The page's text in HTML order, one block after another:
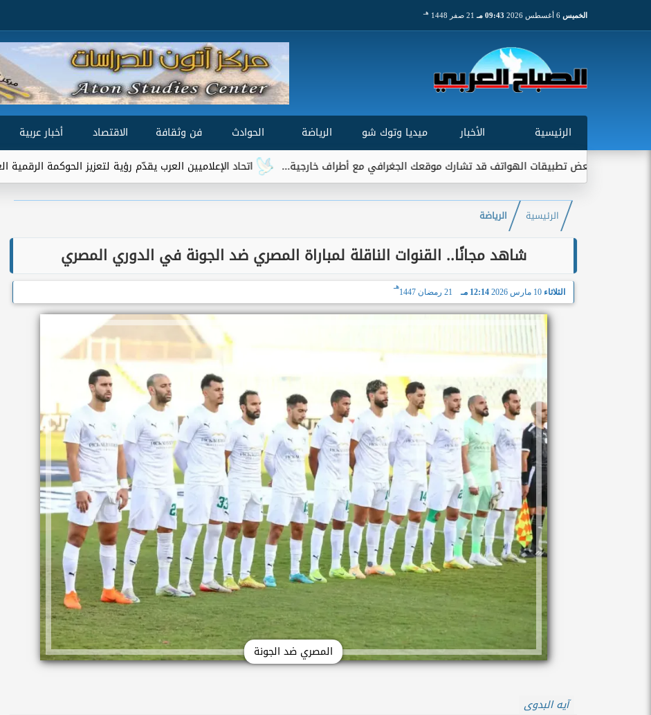
الخميس 09:43 مـ 21 صفر 1448 هـ
الرئيسية الأخبار ميديا وتوك شو الرياضة الحوادث فن وثقافة الاقتصاد أخبار عربية
اتحاد الإعلاميين العرب يقدّم رؤية لتعزيز الحوكمة الرقمية العالمية ضمن مشاورات «IGF... الهواتف قد تشارك موقعك الجغرافي مع أطراف خارجية...
الرئيسية الرياضة
شاهد مجانًا.. القنوات الناقلة لمباراة المصري ضد الجونة في الدوري المصري
الثلاثاء 10 مارس 2026 12:14 مـ 21 رمضان 1447
هـ
المصري ضد الجونة
آيه البدوى